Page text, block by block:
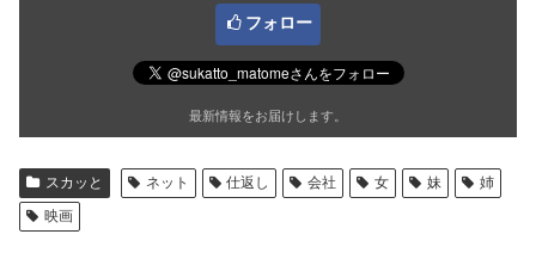
フォロー
最新情報をお届けします。
スカッと ネット 仕返し 会社 女 妹
姉
映画